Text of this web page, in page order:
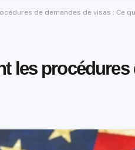
de demandes de visas : Ce
les